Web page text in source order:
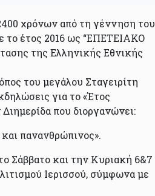
χρόνων από τη γέννηση του
το έτος 2016 ως “ΕΠΕΤΕΙΑΚΟ
της Ελληνικής Εθνικής
του μεγάλου Σταγειρίτη
για το «Έτος
που διοργανώνει:
πανανθρώπινος».
Σάββατο και την Κυριακή 6&7
Ιερισσού, σύμφωνα με